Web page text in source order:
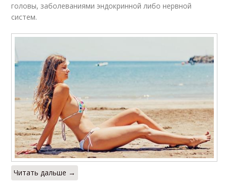
головы, заболеваниями эндокринной либо нервной
систем.
Читать дальше →